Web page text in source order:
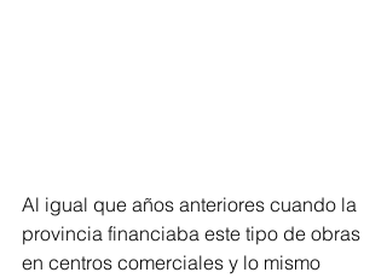
Al igual que años anteriores cuando la
provincia financiaba este tipo de obras
en centros comerciales y lo mismo